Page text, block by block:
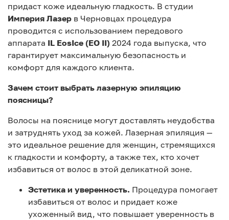
придаст коже идеальную гладкость. В студии
Империя Лазер в Черновцах процедура
проводится с использованием передового
аппарата IL EosIce (EO II) 2024 года выпуска, что
гарантирует максимальную безопасность и
комфорт для каждого клиента.
Зачем стоит выбрать лазерную эпиляцию
поясницы?
Волосы на пояснице могут доставлять неудобства
и затруднять уход за кожей. Лазерная эпиляция —
это идеальное решение для женщин, стремящихся
к гладкости и комфорту, а также тех, кто хочет
избавиться от волос в этой деликатной зоне.
Эстетика и уверенность. Процедура помогает
избавиться от волос и придает коже
ухоженный вид, что повышает уверенность в